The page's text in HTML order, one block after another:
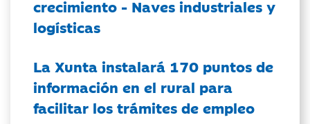
crecimiento - Naves industriales y
logísticas
La Xunta instalará 170 puntos de
información en el rural para
facilitar los trámites de empleo